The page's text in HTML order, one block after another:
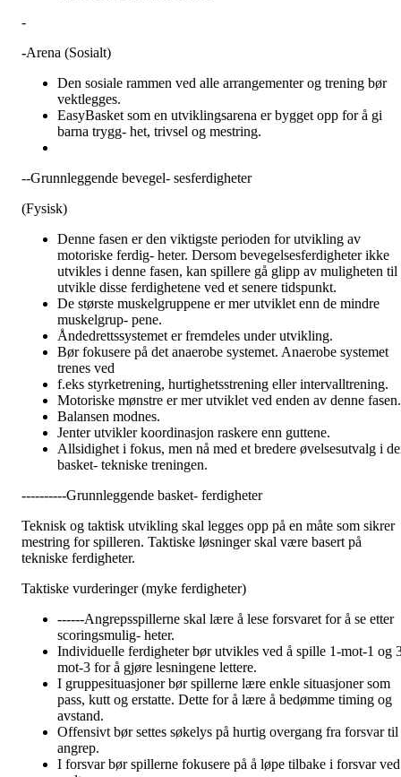
-
-Arena (Sosialt)
Den sosiale rammen ved alle arrangementer og trening bør
vektlegges.
EasyBasket som en utviklingsarena er bygget opp for å gi
barna trygg- het, trivsel og mestring.
--Grunnleggende bevegel- sesferdigheter
(Fysisk)
Denne fasen er den viktigste perioden for utvikling av
motoriske ferdig- heter. Dersom bevegelsesferdigheter ikke
utvikles i denne fasen, kan spillere gå glipp av muligheten til
utvikle disse ferdighetene ved et senere tidspunkt.
De største muskelgruppene er mer utviklet enn de mindre
muskelgrup- pene.
Åndedrettssystemet er fremdeles under utvikling.
Bør fokusere på det anaerobe systemet. Anaerobe systemet
trenes ved
f.eks styrketrening, hurtighetsstrening eller intervalltrening.
Motoriske mønstre er mer utviklet ved enden av denne fasen.
Balansen modnes.
Jenter utvikler koordinasjon raskere enn guttene.
Allsidighet i fokus, men nå med et bredere øvelsesutvalg i
basket- tekniske treningen.
----------Grunnleggende basket- ferdigheter
Teknisk og taktisk utvikling skal legges opp på en måte som sikrer
mestring for spilleren. Taktiske løsninger skal være basert på
tekniske ferdigheter.
Taktiske vurderinger (myke ferdigheter)
------Angrepsspillerne skal lære å lese forsvaret for å se etter
scoringsmulig- heter.
Individuelle ferdigheter bør utvikles ved å spille 1-mot-1 og
mot-3 for å gjøre lesningene lettere.
I gruppesituasjoner bør spillerne lære enkle situasjoner som
pass, kutt og erstatte. Dette for å lære å bedømme timing og
avstand.
Offensivt bør settes søkelys på hurtig overgang fra forsvar til
angrep.
I forsvar bør spillerne fokusere på å løpe tilbake i forsvar ved